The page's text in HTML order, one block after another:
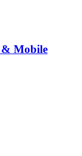
& Mobile